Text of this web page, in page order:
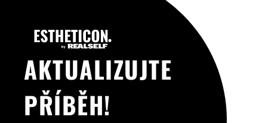
AKTUALIZUJTE
PŘÍBĚH!